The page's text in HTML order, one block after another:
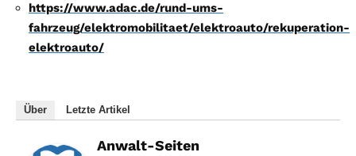
https://www.adac.de/rund-ums-
fahrzeug/elektromobilitaet/elektroauto/rekuperation-
elektroauto/
Über Letzte Artikel
Anwalt-Seiten